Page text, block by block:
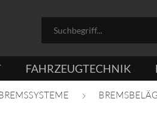
FAHRZEUGTECHNIK